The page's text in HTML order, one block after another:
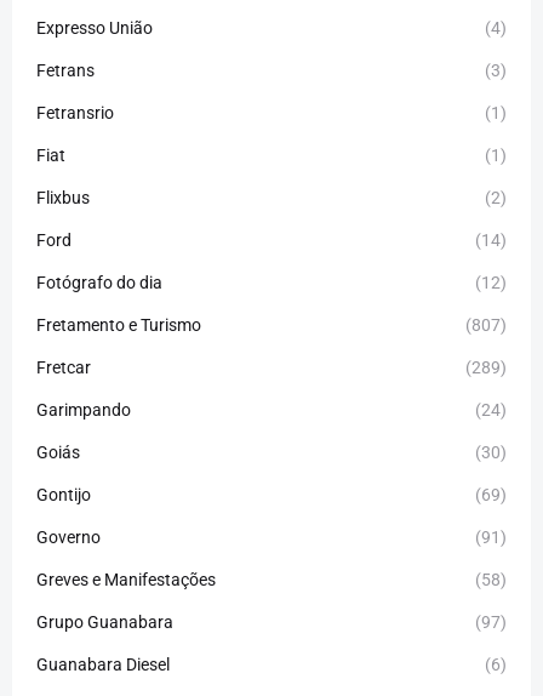
Expresso União (4)
Fetrans (3)
Fetransrio (1)
Fiat (1)
Flixbus (2)
Ford (14)
Fotógrafo do dia (12)
Fretamento e Turismo (807)
Fretcar (289)
Garimpando (24)
Goiás (30)
Gontijo (69)
Governo (91)
Greves e Manifestações (58)
Grupo Guanabara (97)
Guanabara Diesel (6)